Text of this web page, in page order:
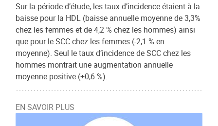
Sur la période d’étude, les taux d’incidence étaient à la
baisse pour la HDL (baisse annuelle moyenne de 3,3%
chez les femmes et de 4,2 % chez les hommes) ainsi
que pour le SCC chez les femmes (-2,1 % en
moyenne). Seul le taux d’incidence de SCC chez les
hommes montrait une augmentation annuelle
moyenne positive (+0,6 %).
EN SAVOIR PLUS